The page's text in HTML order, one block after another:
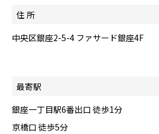
住 所
中央区銀座2-5-4 ファサード銀座4F
最寄駅
銀座一丁目駅6番出口 徒歩1分
京橋口 徒歩5分